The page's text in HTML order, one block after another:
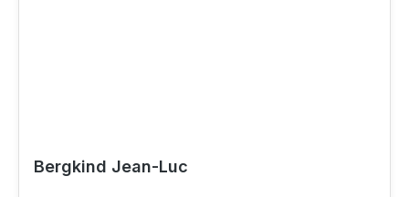
Bergkind Jean-Luc